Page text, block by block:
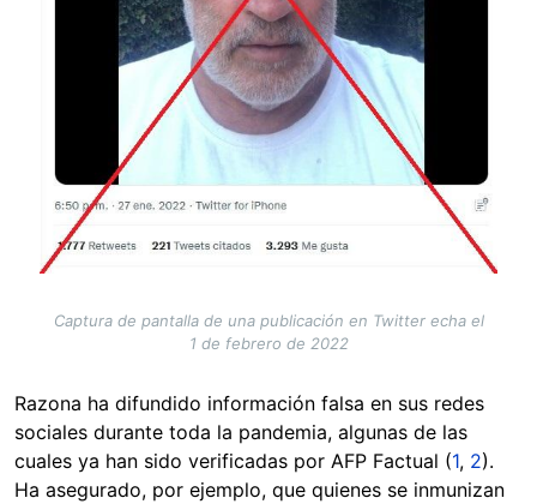
Captura de pantalla de una publicación en Twitter echa el
1 de febrero de 2022
Razona ha difundido información falsa en sus redes
sociales durante toda la pandemia, algunas de las
cuales ya han sido verificadas por AFP Factual (1, 2).
Ha asegurado, por ejemplo, que quienes se inmunizan